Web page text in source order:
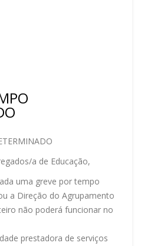
a de Educação,
uma greve por tempo
a Direção do Agrupamento
não poderá funcionar no
prestadora de serviços